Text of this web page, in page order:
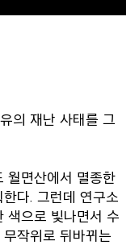
의 재난 사태를 그
월면산에서 멸종한
다. 그런데 연구소
색으로 빛나면서 수
작위로 뒤바뀌는